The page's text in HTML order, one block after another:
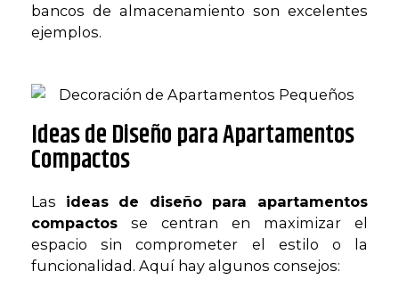
bancos de almacenamiento son excelentes
ejemplos.
Ideas de Diseño para Apartamentos
Compactos
Las ideas de diseño para apartamentos
compactos se centran en maximizar el
espacio sin comprometer el estilo o la
funcionalidad. Aquí hay algunos consejos: